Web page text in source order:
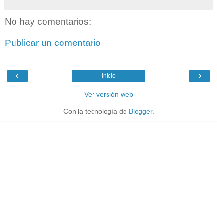
No hay comentarios:
Publicar un comentario
‹ ›
Inicio
Ver versión web
Con la tecnología de Blogger.